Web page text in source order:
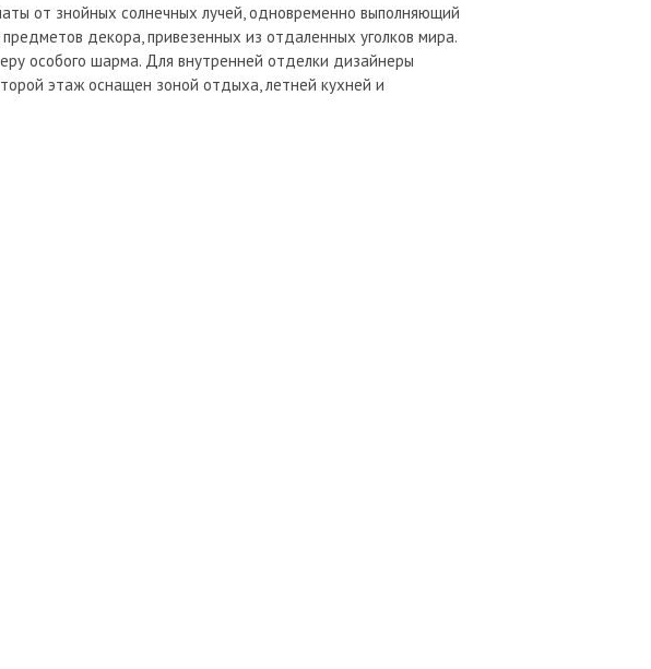
от знойных солнечных лучей, одновременно выполняющий
декора, привезенных из отдаленных уголков мира.
особого шарма. Для внутренней отделки дизайнеры
этаж оснащен зоной отдыха, летней кухней и